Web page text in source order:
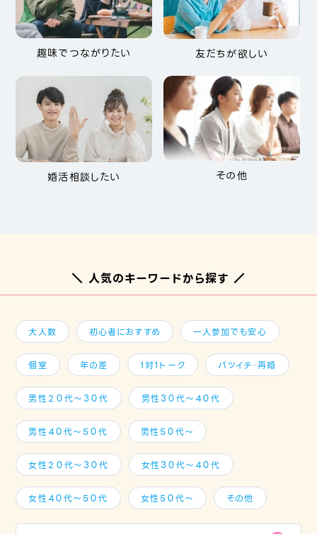
趣味でつながりたい 友だちが欲しい
婚活相談したい その他
＼ 人気のキーワードから探す ／
大人数 初心者におすすめ 一人参加でも安心
個室 年の差 1対1トーク バツイチ・再婚
男性２０代～３０代 男性３０代～４０代
男性４０代～５０代 男性５０代～
女性２０代～３０代 女性３０代～４０代
女性４０代～５０代 女性５０代～ その他